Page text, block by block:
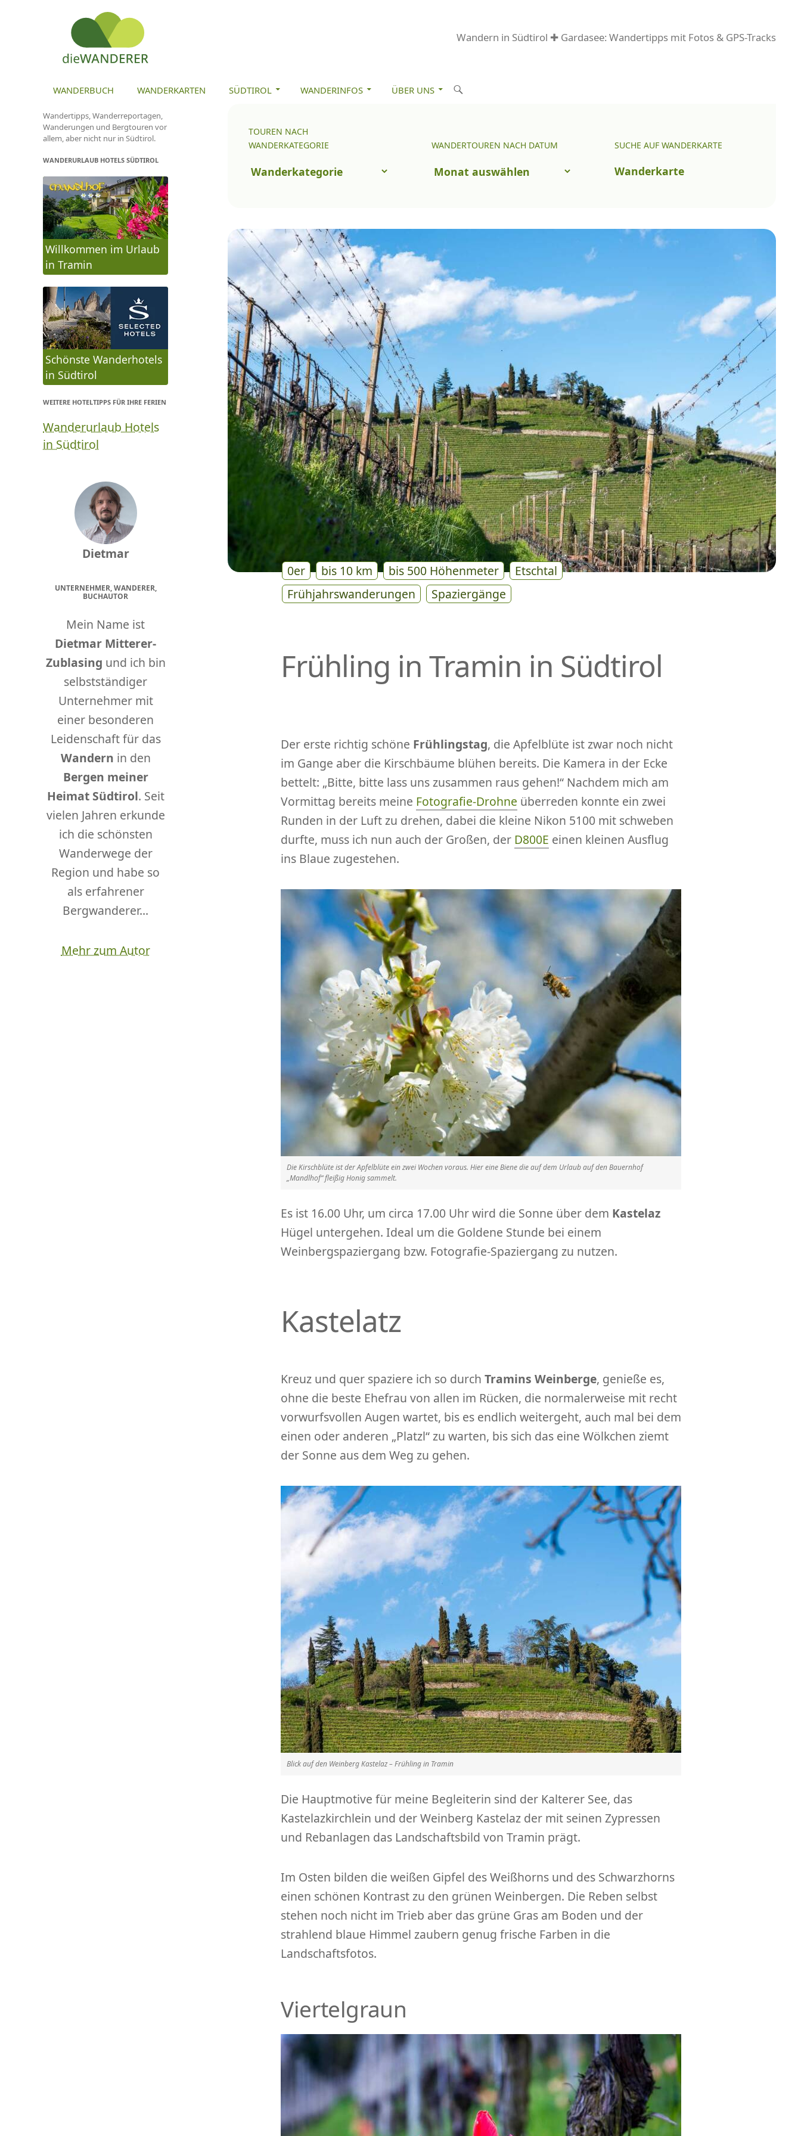
Wandern in Südtirol ✚ Gardasee: Wandertipps mit Fotos & GPS-Tracks
S
h
n
WANDERBUCH WANDERKARTEN SÜDTIROL WANDERINFOS ÜBER UNS
TOUREN NACH
WANDERKATEGORIE
Touren
WANDERTOUREN NACH DATUM
nach
Datum
SUCHE AUF WANDERKARTE
Wanderkarte
0er bis 10 km bis 500 Höhenmeter
Etschtal
Frühjahrswanderungen
Spaziergänge
Frühling in Tramin in Südtirol
Der erste richtig schöne Frühlingstag, die Apfelblüte ist zwar noch nicht
im Gange aber die Kirschbäume blühen bereits. Die Kamera in der Ecke
bettelt: „Bitte, bitte lass uns zusammen raus gehen!“ Nachdem mich am
Vormittag bereits meine Fotografie-Drohne überreden konnte ein zwei
Runden in der Luft zu drehen, dabei die kleine Nikon 5100 mit schweben
durfte, muss ich nun auch der Großen, der D800E einen kleinen Ausflug
ins Blaue zugestehen.
Die Kirschblüte ist der Apfelblüte ein zwei Wochen voraus. Hier eine Biene die auf dem Urlaub auf den Bauernhof
„Mandlhof“ fleißig Honig sammelt.
Es ist 16.00 Uhr, um circa 17.00 Uhr wird die Sonne über dem Kastelaz
Hügel untergehen. Ideal um die Goldene Stunde bei einem
Weinbergspaziergang bzw. Fotografie-Spaziergang zu nutzen.
Kastelatz
Kreuz und quer spaziere ich so durch Tramins Weinberge, genieße es,
ohne die beste Ehefrau von allen im Rücken, die normalerweise mit recht
vorwurfsvollen Augen wartet, bis es endlich weitergeht, auch mal bei dem
einen oder anderen „Platzl“ zu warten, bis sich das eine Wölkchen ziemt
der Sonne aus dem Weg zu gehen.
Blick auf den Weinberg Kastelaz – Frühling in Tramin
Die Hauptmotive für meine Begleiterin sind der Kalterer See, das
Kastelazkirchlein und der Weinberg Kastelaz der mit seinen Zypressen
und Rebanlagen das Landschaftsbild von Tramin prägt.
Im Osten bilden die weißen Gipfel des Weißhorns und des Schwarzhorns
einen schönen Kontrast zu den grünen Weinbergen. Die Reben selbst
stehen noch nicht im Trieb aber das grüne Gras am Boden und der
strahlend blaue Himmel zaubern genug frische Farben in die
Landschaftsfotos.
Viertelgraun
Wandertipps, Wanderreportagen,
Wanderungen und Bergtouren vor
allem, aber nicht nur in Südtirol.
WANDERURLAUB HOTELS SÜDTIROL
Willkommen im Urlaub
in Tramin
Schönste Wanderhotels
in Südtirol
WEITERE HOTELTIPPS FÜR IHRE FERIEN
Wanderurlaub Hotels
in Südtirol
Dietmar
UNTERNEHMER, WANDERER,
BUCHAUTOR
Mein Name ist
Dietmar Mitterer-
Zublasing und ich bin
selbstständiger
Unternehmer mit
einer besonderen
Leidenschaft für das
Wandern in den
Bergen meiner
Heimat Südtirol. Seit
vielen Jahren erkunde
ich die schönsten
Wanderwege der
Region und habe so
als erfahrener
Bergwanderer...
Mehr zum Autor